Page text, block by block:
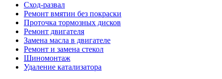
Сход-развал
Ремонт вмятин без покраски
Проточка тормозных дисков
Ремонт двигателя
Замена масла в двигателе
Ремонт и замена стекол
Шиномонтаж
Удаление катализатора